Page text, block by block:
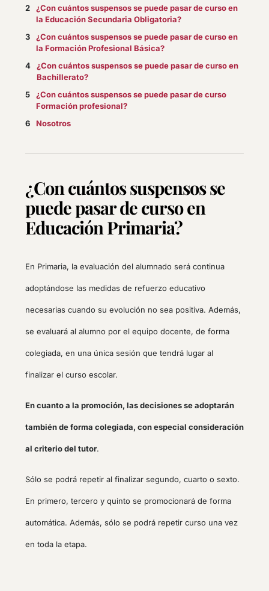
¿Con cuántos suspensos se puede pasar de curso en
la Educación Secundaria Obligatoria?
¿Con cuántos suspensos se puede pasar de curso en
la Formación Profesional Básica?
¿Con cuántos suspensos se puede pasar de curso en
Bachillerato?
¿Con cuántos suspensos se puede pasar de curso
Formación profesional?
Nosotros
¿Con cuántos suspensos se
puede pasar de curso en
Educación Primaria?
En Primaria, la evaluación del alumnado será continua
adoptándose las medidas de refuerzo educativo
necesarias cuando su evolución no sea positiva. Además,
se evaluará al alumno por el equipo docente, de forma
colegiada, en una única sesión que tendrá lugar al
finalizar el curso escolar.
En cuanto a la promoción, las decisiones se adoptarán
también de forma colegiada, con especial consideración
al criterio del tutor.
Sólo se podrá repetir al finalizar segundo, cuarto o sexto.
En primero, tercero y quinto se promocionará de forma
automática. Además, sólo se podrá repetir curso una vez
en toda la etapa.